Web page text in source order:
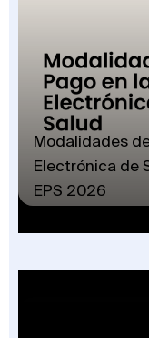
Modalidades
Electrónica de
EPS 2026